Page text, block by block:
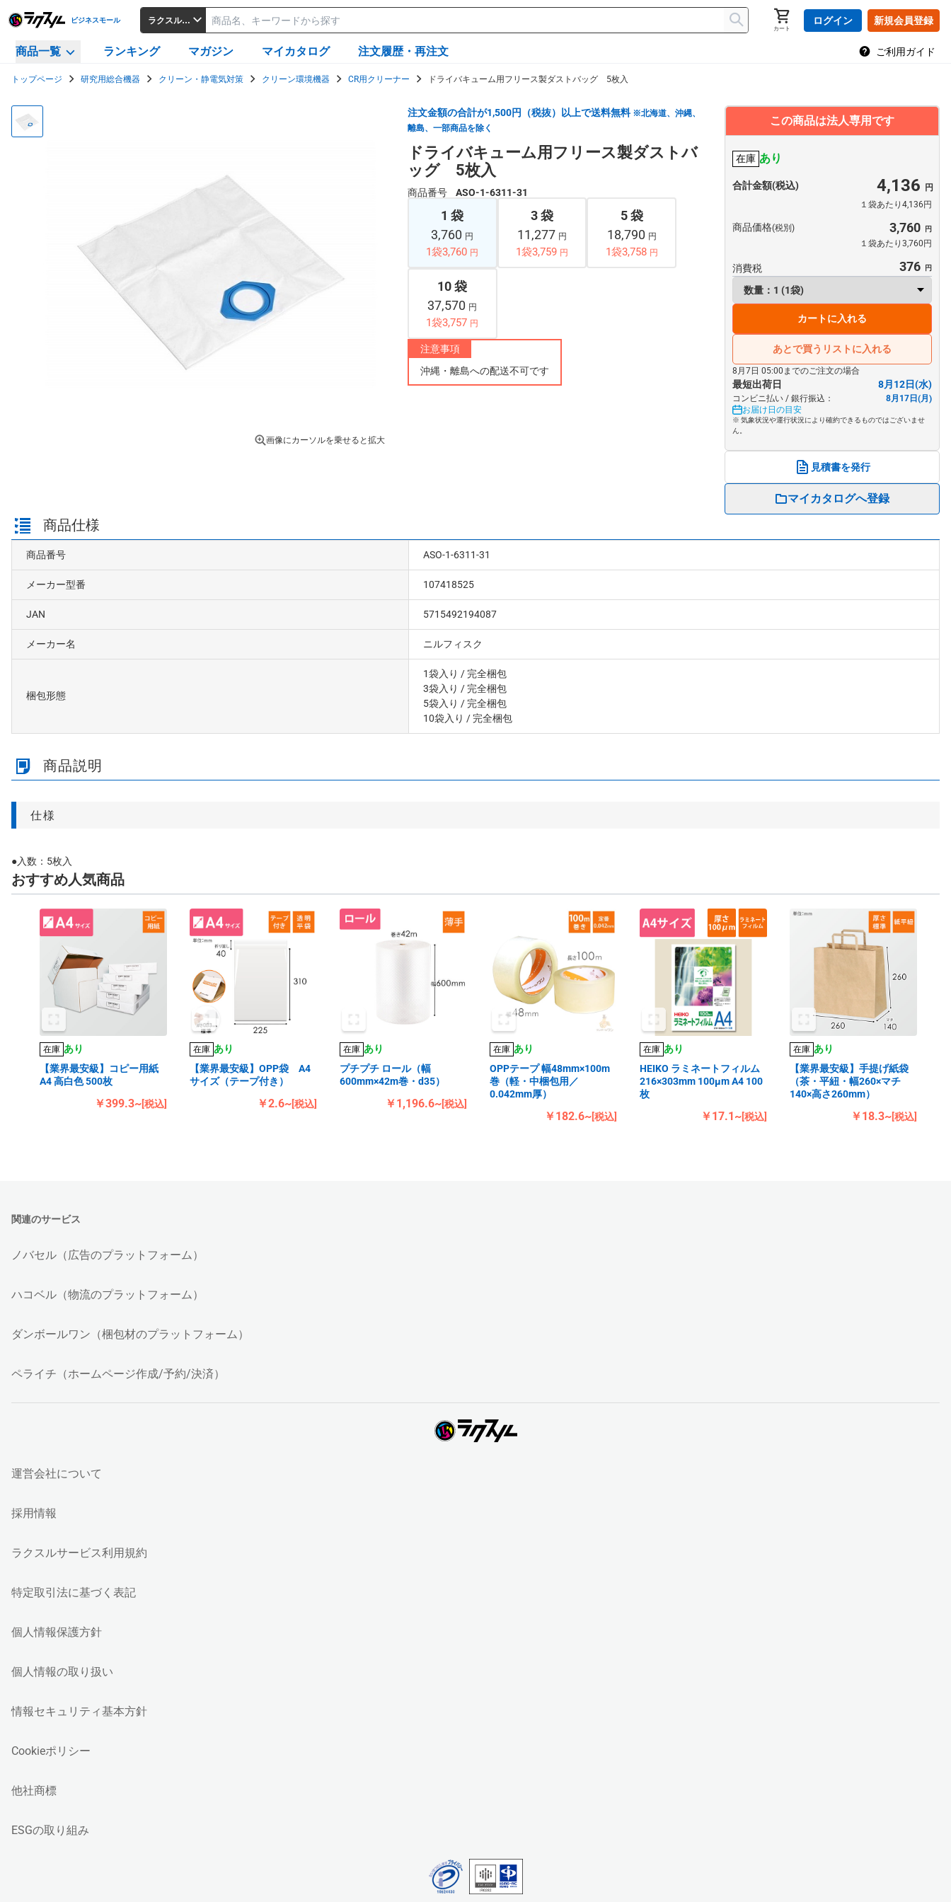
ビジネスモール ラクスルビジネスモール
カート
ログイン 新規会員登録
商品一覧 ランキング マガジン マイカタログ 注文履歴・再注文 ご利用ガイド
トップページ 研究用総合機器 クリーン・静電気対策 クリーン環境機器 CR用クリーナー ドライバキューム用フリース製ダストバッグ 5枚入
画像にカーソルを乗せると拡大
注文金額の合計が1,500円（税抜）以上で送料無料 ※北海道、沖縄、
離島、一部商品を除く
ドライバキューム用フリース製ダストバ
ッグ 5枚入
商品番号 ASO-1-6311-31
1 袋
3,760 円
1袋3,760 円
3 袋
11,277 円
1袋3,759 円
5 袋
18,790 円
1袋3,758 円
10 袋
37,570 円
1袋3,757 円
注意事項
沖縄・離島への配送不可です
この商品は法人専用です
在庫 あり
合計金額(税込) 4,136
１袋あたり4,136円
商品価格(税別) 3,760
１袋あたり3,760円
消費税 376
カートに入れる
あとで買うリストに入れる
8月7日 05:00までのご注文の場合
最短出荷日 8月12日(水)
コンビニ払い / 銀行振込：
8月17日(月)
お届け日の目安
※ 気象状況や運行状況により確約できるものではございませ
ん。
見積書を発行
マイカタログへ登録
商品仕様
商品番号 ASO-1-6311-31
メーカー型番 107418525
JAN 5715492194087
メーカー名 ニルフィスク
梱包形態
1袋入り / 完全梱包
3袋入り / 完全梱包
5袋入り / 完全梱包
10袋入り / 完全梱包
商品説明
仕様
●入数：5枚入
おすすめ人気商品
在庫 あり
【業界最安級】コピー用紙
A4 高白色 500枚
￥399.3~[税込]
在庫 あり
【業界最安級】OPP袋 A4
サイズ（テープ付き）
￥2.6~[税込]
在庫 あり
プチプチ ロール（幅
600mm×42m巻・d35）
￥1,196.6~[税込]
在庫 あり
OPPテープ 幅48mm×100m
巻（軽・中梱包用／
0.042mm厚）
￥182.6~[税込]
在庫 あり
HEIKO ラミネートフィルム
216×303mm 100μm A4 100
枚
￥17.1~[税込]
在庫 あり
【業界最安級】手提げ紙袋
（茶・平紐・幅260×マチ
140×高さ260mm）
￥18.3~[税込]
関連のサービス
ノバセル（広告のプラットフォーム）
ハコベル（物流のプラットフォーム）
ダンボールワン（梱包材のプラットフォーム）
ペライチ（ホームページ作成/予約/決済）
運営会社について
採用情報
ラクスルサービス利用規約
特定取引法に基づく表記
個人情報保護方針
個人情報の取り扱い
情報セキュリティ基本方針
Cookieポリシー
他社商標
ESGの取り組み